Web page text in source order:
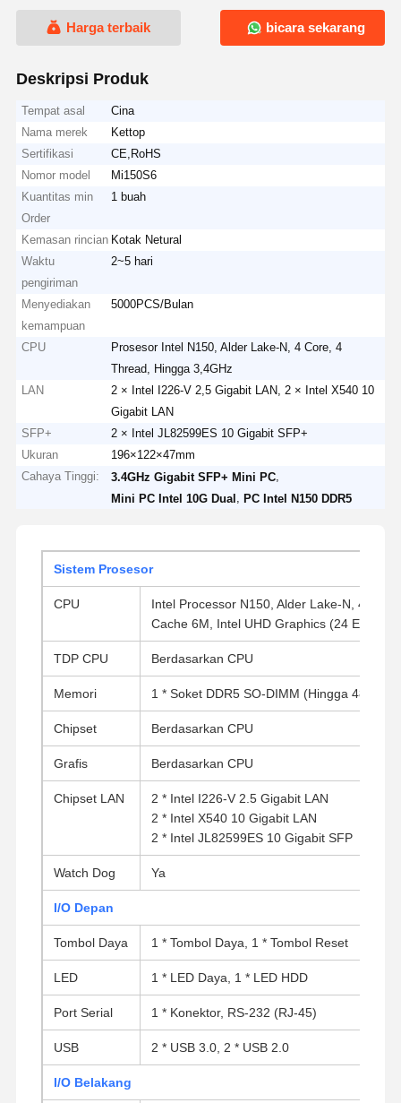
Harga terbaik bicara sekarang
Deskripsi Produk
Tempat asal
Cina
Nama merek
Kettop
Sertifikasi
CE,RoHS
Nomor model
Mi150S6
Kuantitas min
Order
1 buah
Kemasan rincian Kotak Netural
Waktu
pengiriman
2~5 hari
Menyediakan
kemampuan
5000PCS/Bulan
CPU
Prosesor Intel N150, Alder Lake-N, 4 Core, 4
Thread, Hingga 3,4GHz
LAN
2 × Intel I226-V 2,5 Gigabit LAN, 2 × Intel X540 10
Gigabit LAN
SFP+
2 × Intel JL82599ES 10 Gigabit SFP+
Ukuran
196×122×47mm
Cahaya Tinggi:
3.4GHz Gigabit SFP+ Mini PC
Mini PC Intel 10G Dual
,PC Intel N150 DDR5
Sistem Prosesor
CPU
Intel Processor N150, Alder Lake-N, 4
Cache 6M, Intel UHD Graphics (24 EU),
TDP CPU Berdasarkan CPU
Memori 1 * Soket DDR5 SO-DIMM (Hingga 48G)
Chipset Berdasarkan CPU
Grafis Berdasarkan CPU
Chipset LAN
2 * Intel I226-V 2.5 Gigabit LAN
2 * Intel X540 10 Gigabit LAN
2 * Intel JL82599ES 10 Gigabit SFP
Watch Dog Ya
I/O Depan
Tombol Daya 1 * Tombol Daya, 1 * Tombol Reset
LED 1 * LED Daya, 1 * LED HDD
Port Serial 1 * Konektor, RS-232 (RJ-45)
USB 2 * USB 3.0, 2 * USB 2.0
I/O Belakang